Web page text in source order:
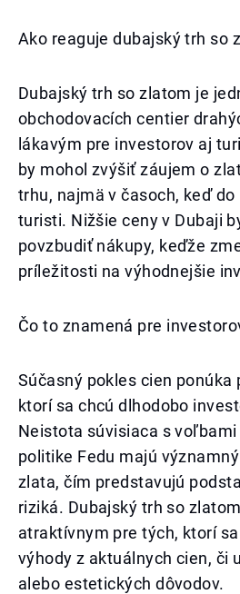
Ako reaguje dubajský trh so
Dubajský trh so zlatom je
obchodovacích centier
lákavým pre investorov aj
by mohol zvýšiť záujem o
trhu, najmä v časoch, keď
turisti. Nižšie ceny v Dubaji
povzbudiť nákupy, keďže
príležitosti na výhodnejšie
Čo to znamená pre
Súčasný pokles cien
ktorí sa chcú dlhodobo
Neistota súvisiaca s
politike Fedu majú
zlata, čím predstavujú
riziká. Dubajský trh so
atraktívnym pre tých, ktorí
výhody z aktuálnych cien, či
alebo estetických dôvodov.